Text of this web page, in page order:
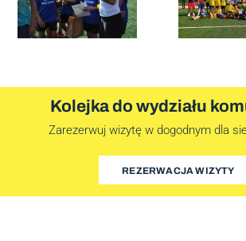
Kolejka do wydziału
Zarezerwuj wizytę w dogodnym dla
REZERWACJA WIZYTY